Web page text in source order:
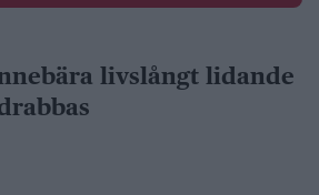
livslångt lidande